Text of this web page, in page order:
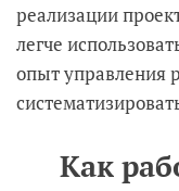
реализации
легче
опыт управления
Как